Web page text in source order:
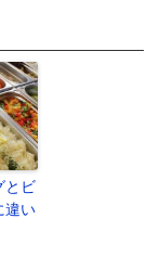
とビ
違い